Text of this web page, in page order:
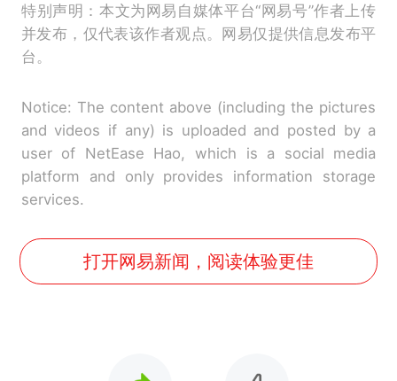
特别声明：本文为网易自媒体平台“网易号”作者上传
并发布，仅代表该作者观点。网易仅提供信息发布平
台。
Notice: The content above (including the pictures
and videos if any) is uploaded and posted by a
user of NetEase Hao, which is a social media
platform and only provides information storage
services.
打开网易新闻，阅读体验更佳